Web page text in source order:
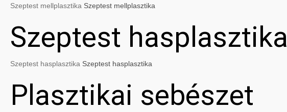
Szeptest mellplasztika Szeptest mellplasztika
Szeptest hasplasztika
Szeptest hasplasztika Szeptest hasplasztika
Plasztikai sebészet